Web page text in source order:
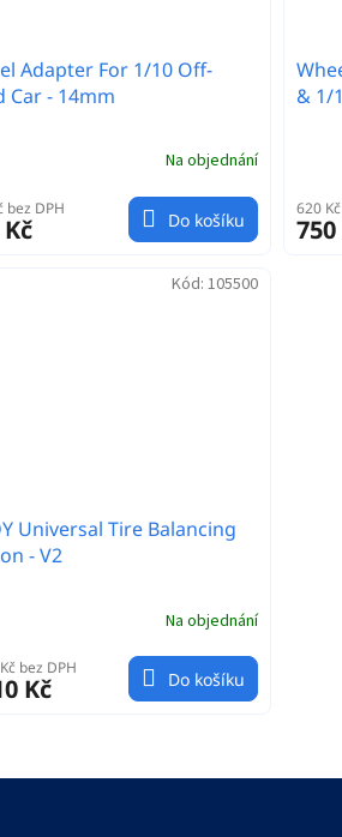
Adapter For 1/10 Off-
Car - 14mm
Na objednání
bez DPH
Do košíku
& 1/
620
750
Universal Tire Balancing
- V2
Na objednání
bez DPH
Kč Do košíku
Kód: 105500